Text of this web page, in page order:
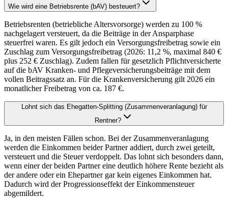
Wie wird eine Betriebsrente (bAV) besteuert?
Betriebsrenten (betriebliche Altersvorsorge) werden zu 100 %
nachgelagert versteuert, da die Beiträge in der Ansparphase
steuerfrei waren. Es gilt jedoch ein Versorgungsfreibetrag sowie ein
Zuschlag zum Versorgungsfreibetrag (2026: 11,2 %, maximal 840 €
plus 252 € Zuschlag). Zudem fallen für gesetzlich Pflichtversicherte
auf die bAV Kranken- und Pflegeversicherungsbeiträge mit dem
vollen Beitragssatz an. Für die Krankenversicherung gilt 2026 ein
monatlicher Freibetrag von ca. 187 €.
Lohnt sich das Ehegatten-Splitting (Zusammenveranlagung) für
Rentner?
Ja, in den meisten Fällen schon. Bei der Zusammenveranlagung
werden die Einkommen beider Partner addiert, durch zwei geteilt,
versteuert und die Steuer verdoppelt. Das lohnt sich besonders dann,
wenn einer der beiden Partner eine deutlich höhere Rente bezieht als
der andere oder ein Ehepartner gar kein eigenes Einkommen hat.
Dadurch wird der Progressionseffekt der Einkommensteuer
abgemildert.